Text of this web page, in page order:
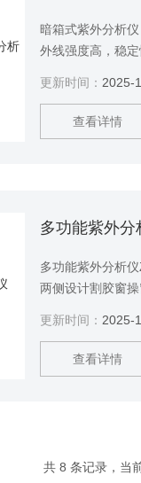
暗箱式紫外分析
外线强度高，稳
更新时间： 2025-
查看详情
多功能紫外分
多功能紫外分析
两侧设计割胶窗
更新时间： 2025-
查看详情
共 8 条记录，